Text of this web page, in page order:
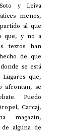
y Leiva
menos,
al que
que, y no a
textos han
de que
se está
que,
afrontan, se
Puedo
Carcaj,
magazín,
alguna de